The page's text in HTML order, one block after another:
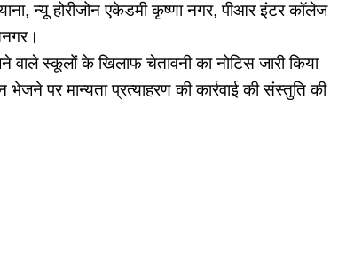
न्यू होरीजोन एकेडमी कृष्णा नगर, पीआर इंटर कॉलेज
वाले स्कूलों के खिलाफ चेतावनी का नोटिस जारी किया
भेजने पर मान्यता प्रत्याहरण की कार्रवाई की संस्तुति की